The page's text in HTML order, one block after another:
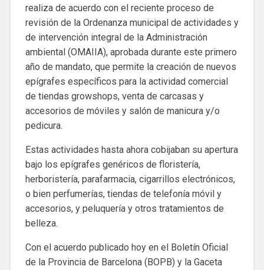
realiza de acuerdo con el reciente proceso de
revisión de la Ordenanza municipal de actividades y
de intervención integral de la Administración
ambiental (OMAIIA), aprobada durante este primero
año de mandato, que permite la creación de nuevos
epígrafes específicos para la actividad comercial
de tiendas growshops, venta de carcasas y
accesorios de móviles y salón de manicura y/o
pedicura.
Estas actividades hasta ahora cobijaban su apertura
bajo los epígrafes genéricos de floristería,
herboristería, parafarmacia, cigarrillos electrónicos,
o bien perfumerías, tiendas de telefonía móvil y
accesorios, y peluquería y otros tratamientos de
belleza.
Con el acuerdo publicado hoy en el Boletín Oficial
de la Provincia de Barcelona (BOPB) y la Gaceta